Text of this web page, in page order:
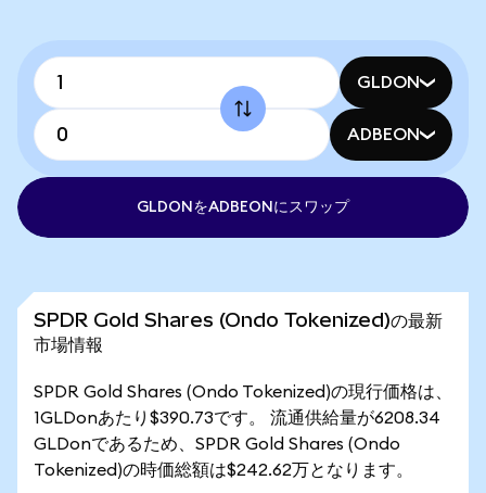
GLDON
ADBEON
GLDONをADBEONにスワップ
SPDR Gold Shares (Ondo Tokenized)の最新
市場情報
SPDR Gold Shares (Ondo Tokenized)の現行価格は、
1GLDonあたり$390.73です。 流通供給量が6208.34
GLDonであるため、SPDR Gold Shares (Ondo
Tokenized)の時価総額は$242.62万となります。